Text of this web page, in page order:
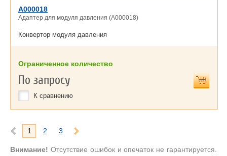
A000018
Адаптер для модуля давления (A000018)
Конвертор модуля давления
Ограниченное количество
По запросу
К сравнению
1 2 3
Внимание! Отсутствие ошибок и опечаток не гарантируется.